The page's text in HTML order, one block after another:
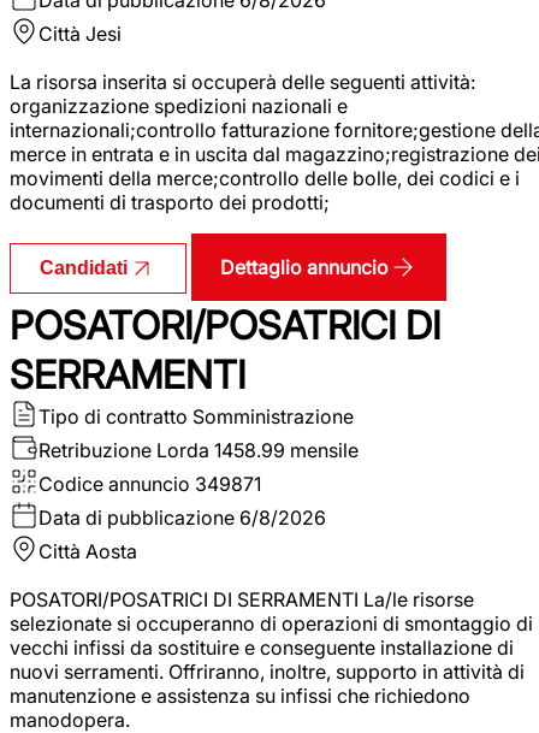
Città Jesi
La risorsa inserita si occuperà delle seguenti attività:
organizzazione spedizioni nazionali e
internazionali;controllo fatturazione fornitore;gestione
merce in entrata e in uscita dal magazzino;registrazione
movimenti della merce;controllo delle bolle, dei codici e i
documenti di trasporto dei prodotti;
Candidati Dettaglio annuncio
POSATORI/POSATRICI DI
SERRAMENTI
Tipo di contratto Somministrazione
Retribuzione Lorda 1458.99 mensile
Codice annuncio 349871
Data di pubblicazione 6/8/2026
Città Aosta
POSATORI/POSATRICI DI SERRAMENTI La/le risorse
selezionate si occuperanno di operazioni di smontaggio di
vecchi infissi da sostituire e conseguente installazione di
nuovi serramenti. Offriranno, inoltre, supporto in attività di
manutenzione e assistenza su infissi che richiedono
manodopera.